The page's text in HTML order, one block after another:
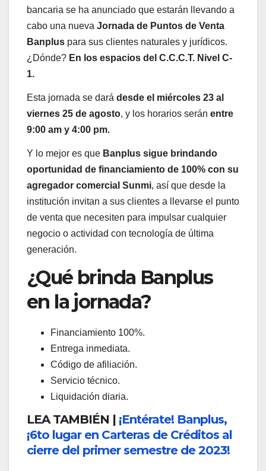
bancaria se ha anunciado que estarán llevando a
cabo una nueva Jornada de Puntos de Venta
Banplus para sus clientes naturales y jurídicos.
¿Dónde? En los espacios del C.C.C.T. Nivel C-
1.
Esta jornada se dará desde el miércoles 23 al
viernes 25 de agosto, y los horarios serán entre
9:00 am y 4:00 pm.
Y lo mejor es que Banplus sigue brindando
oportunidad de financiamiento de 100% con su
agregador comercial Sunmi, así que desde la
institución invitan a sus clientes a llevarse el punto
de venta que necesiten para impulsar cualquier
negocio o actividad con tecnología de última
generación.
¿Qué brinda Banplus
en la jornada?
Financiamiento 100%.
Entrega inmediata.
Código de afiliación.
Servicio técnico.
Liquidación diaria.
LEA TAMBIÉN | ¡Entérate! Banplus,
¡6to lugar en Carteras de Créditos al
cierre del primer semestre de 2023!